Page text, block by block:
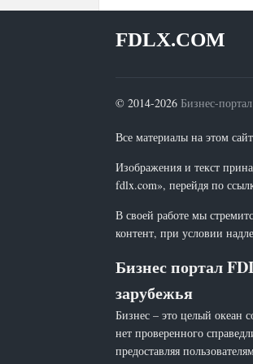
FDLX.COM
© 2014-2026 Бизнес-
Все материалы на этом
Изображения и текст
fdlx.com», перейдя по
В своей работе мы
контент, при условии
Бизнес портал
зарубежья
Бизнес – это целый океан
нет проверенного
предоставляя